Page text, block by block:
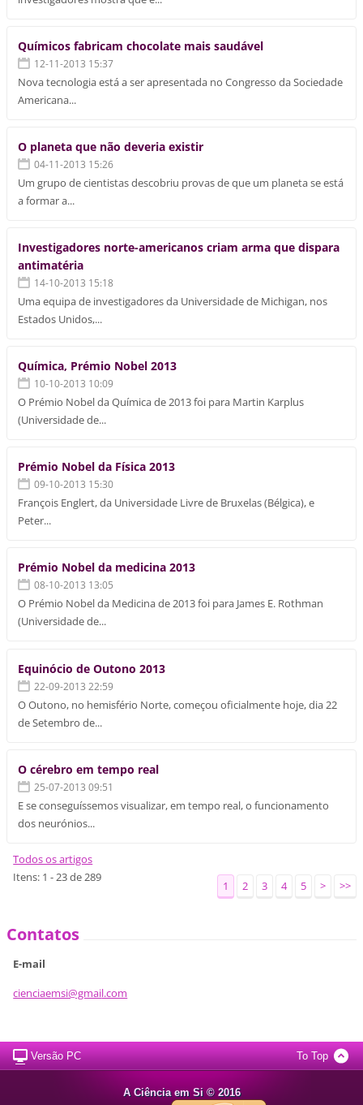
Químicos fabricam chocolate mais saudável
12-11-2013 15:37
Nova tecnologia está a ser apresentada no Congresso da Sociedade
Americana...
O planeta que não deveria existir
04-11-2013 15:26
Um grupo de cientistas descobriu provas de que um planeta se está
a formar a...
Investigadores norte-americanos criam arma que dispara
antimatéria
14-10-2013 15:18
Uma equipa de investigadores da Universidade de Michigan, nos
Estados Unidos,...
Química, Prémio Nobel 2013
10-10-2013 10:09
O Prémio Nobel da Química de 2013 foi para Martin Karplus
(Universidade de...
Prémio Nobel da Física 2013
09-10-2013 15:30
François Englert, da Universidade Livre de Bruxelas (Bélgica), e
Peter...
Prémio Nobel da medicina 2013
08-10-2013 13:05
O Prémio Nobel da Medicina de 2013 foi para James E. Rothman
(Universidade de...
Equinócio de Outono 2013
22-09-2013 22:59
O Outono, no hemisfério Norte, começou oficialmente hoje, dia 22
de Setembro de...
O cérebro em tempo real
25-07-2013 09:51
E se conseguíssemos visualizar, em tempo real, o funcionamento
dos neurónios...
Todos os artigos
Itens: 1 - 23 de 289
1 2 3 4 5 > >>
Contatos
E-mail
cienciaemsi@gmail.com
Versão PC To Top
A Ciência em Si © 2016